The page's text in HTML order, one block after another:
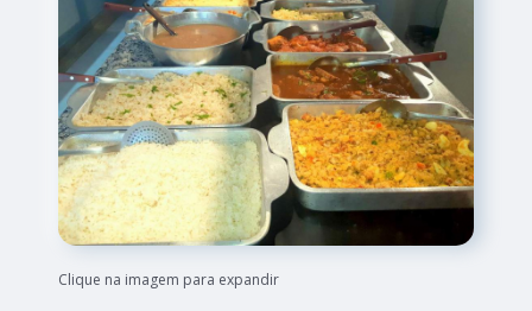
Clique na imagem para expandir